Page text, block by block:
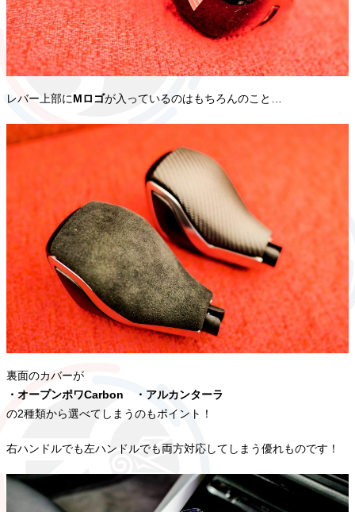
レバー上部にMロゴが入っているのはもちろんのこと…
裏面のカバーが
・オープンポワCarbon ・アルカンターラ
の2種類から選べてしまうのもポイント！
右ハンドルでも左ハンドルでも両方対応してしまう優れものです！